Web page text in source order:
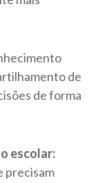
de
de forma
escolar:
precisam